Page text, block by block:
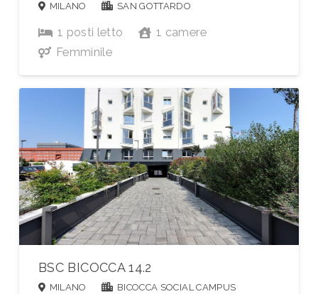
MILANO SAN GOTTARDO
1 posti letto 1 camere
Femminile
BSC BICOCCA 14.2
MILANO BICOCCA SOCIAL CAMPUS